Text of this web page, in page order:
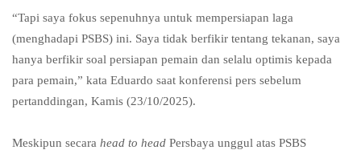
“Tapi saya fokus sepenuhnya untuk mempersiapan laga
(menghadapi PSBS) ini. Saya tidak berfikir tentang tekanan, saya
hanya berfikir soal persiapan pemain dan selalu optimis kepada
para pemain,” kata Eduardo saat konferensi pers sebelum
pertanddingan, Kamis (23/10/2025).
Meskipun secara head to head Persbaya unggul atas PSBS